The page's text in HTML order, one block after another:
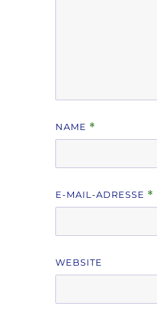
NAME *
E-MAIL-ADRESSE *
WEBSITE